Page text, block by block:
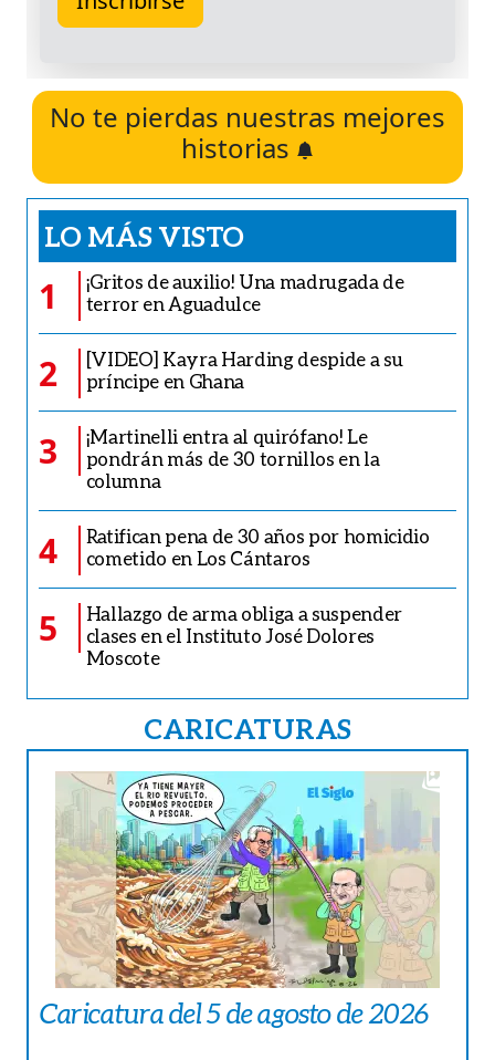
No te pierdas nuestras mejores
historias
LO MÁS VISTO
1
¡Gritos de auxilio! Una madrugada de
terror en Aguadulce
2
[VIDEO] Kayra Harding despide a su
príncipe en Ghana
3
¡Martinelli entra al quirófano! Le
pondrán más de 30 tornillos en la
columna
4
Ratifican pena de 30 años por homicidio
cometido en Los Cántaros
5
Hallazgo de arma obliga a suspender
clases en el Instituto José Dolores
Moscote
CARICATURAS
Caricatura del 5 de agosto de 2026